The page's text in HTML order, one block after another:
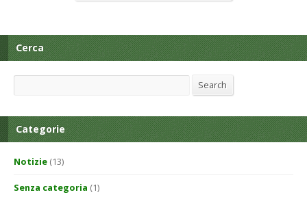
Cerca
Search
Categorie
Notizie (13)
Senza categoria (1)